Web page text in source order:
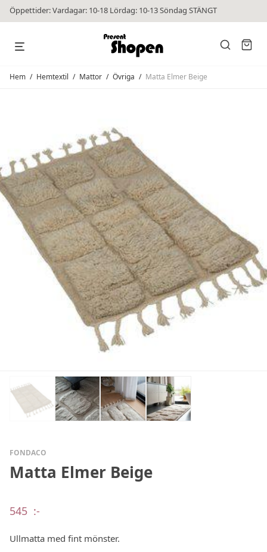
Öppettider: Vardagar: 10-18 Lördag: 10-13 Söndag STÄNGT
Hem / Hemtextil / Mattor / Övriga / Matta Elmer Beige
FONDACO
Matta Elmer Beige
545 :-
Ullmatta med fint mönster.